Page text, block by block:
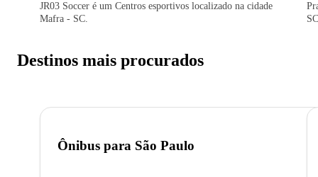
JR03 Soccer é um Centros esportivos localizado na cidade
Mafra - SC.
Destinos mais procurados
Ônibus para São Paulo